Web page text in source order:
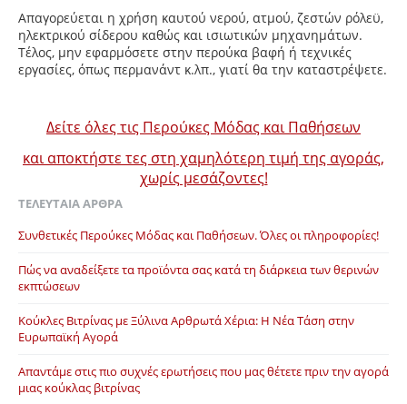
Απαγορεύεται η χρήση καυτού νερού, ατμού, ζεστών ρόλεϋ,
ηλεκτρικού σίδερου καθώς και ισιωτικών μηχανημάτων.
Τέλος, μην εφαρμόσετε στην περούκα βαφή ή τεχνικές
εργασίες, όπως περμανάντ κ.λπ., γιατί θα την καταστρέψετε.
Δείτε όλες τις Περούκες Μόδας και Παθήσεων
και αποκτήστε τες στη χαμηλότερη τιμή της αγοράς,
χωρίς μεσάζοντες!
ΤΕΛΕΥΤΑΊΑ ΆΡΘΡΑ
Συνθετικές Περούκες Μόδας και Παθήσεων. Όλες οι πληροφορίες!
Πώς να αναδείξετε τα προϊόντα σας κατά τη διάρκεια των θερινών
εκπτώσεων
Κούκλες Βιτρίνας με Ξύλινα Αρθρωτά Χέρια: Η Νέα Τάση στην
Ευρωπαϊκή Αγορά
Απαντάμε στις πιο συχνές ερωτήσεις που μας θέτετε πριν την αγορά
μιας κούκλας βιτρίνας